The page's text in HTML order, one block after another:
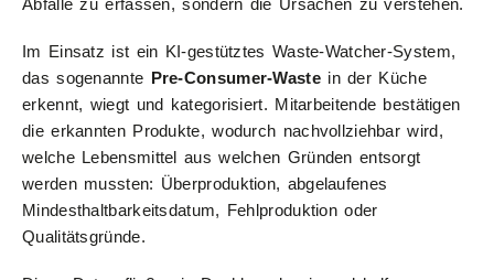
Abfälle zu erfassen, sondern die Ursachen zu verstehen.
Im Einsatz ist ein KI-gestütztes Waste-Watcher-System,
das sogenannte Pre-Consumer-Wastein der Küche
erkennt, wiegt und kategorisiert. Mitarbeitende bestätigen
die erkannten Produkte, wodurch nachvollziehbar wird,
welche Lebensmittel aus welchen Gründen entsorgt
werden mussten: Überproduktion, abgelaufenes
Mindesthaltbarkeitsdatum, Fehlproduktion oder
Qualitätsgründe.